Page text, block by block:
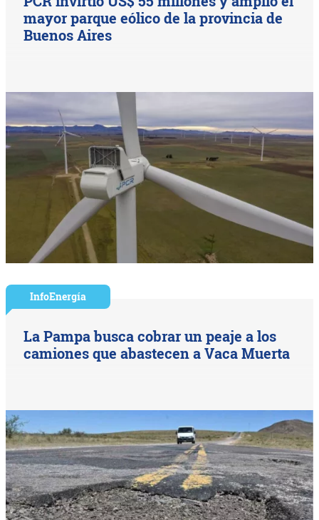
mayor parque eólico de la provincia de
Buenos Aires
InfoEnergía
La Pampa busca cobrar un peaje a los
camiones que abastecen a Vaca Muerta